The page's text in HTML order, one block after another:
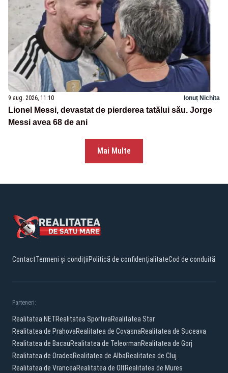
9 aug. 2026, 11:10 Ionuț Nichita
Lionel Messi, devastat de pierderea tatălui său. Jorge
Messi avea 68 de ani
Mai Multe
ContactTermeni și condițiiPolitică de confidențialitateCod de conduită
Parteneri:
Realitatea.NETRealitatea SportivaRealitatea Star
Realitatea de PrahovaRealitatea de CovasnaRealitatea de Suceava
Realitatea de BacauRealitatea de TeleormanRealitatea de Gorj
Realitatea de OradeaRealitatea de AlbaRealitatea de Cluj
Realitatea de VranceaRealitatea de OltRealitatea de Mures